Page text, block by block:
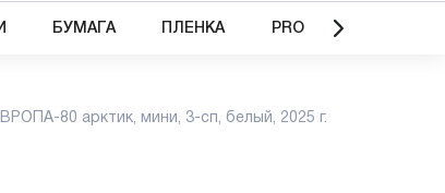
БУМАГА ПЛЕНКА PRO
80 арктик, мини, 3-сп, белый, 2025 г.